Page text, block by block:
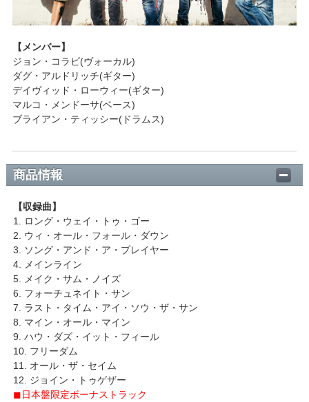
【メンバー】
ジョン・コラビ(ヴォーカル)
ダグ・アルドリッチ(ギター)
デイヴィッド・ローウィー(ギター)
マルコ・メンドーサ(ベース)
ブライアン・ティッシー(ドラムス)
商品情報
【収録曲】
1. ロング・ウェイ・トゥ・ゴー
2. ウィ・オール・フォール・ダウン
3. ソング・アンド・ア・プレイヤー
4. メインライン
5. メイク・サム・ノイズ
6. フォーチュネイト・サン
7. ラスト・タイム・アイ・ソウ・ザ・サン
8. マイン・オール・マイン
9. ハウ・ダズ・イット・フィール
10. フリーダム
11. オール・ザ・セイム
12. ジョイン・トゥゲザー
◼日本盤限定ボーナストラック